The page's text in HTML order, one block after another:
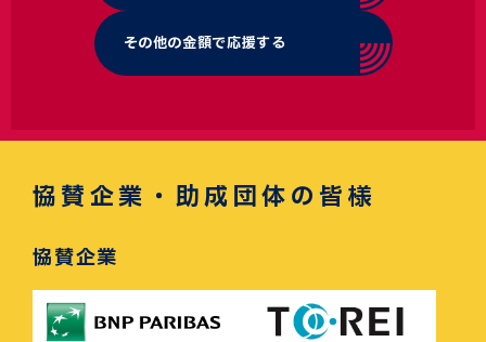
その他の金額で応援する
協賛企業・助成団体の皆様
協賛企業